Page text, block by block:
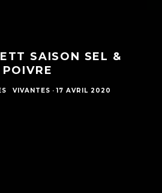
SAISON SEL &
POIVRE
VIVANTES · 17 AVRIL 2020